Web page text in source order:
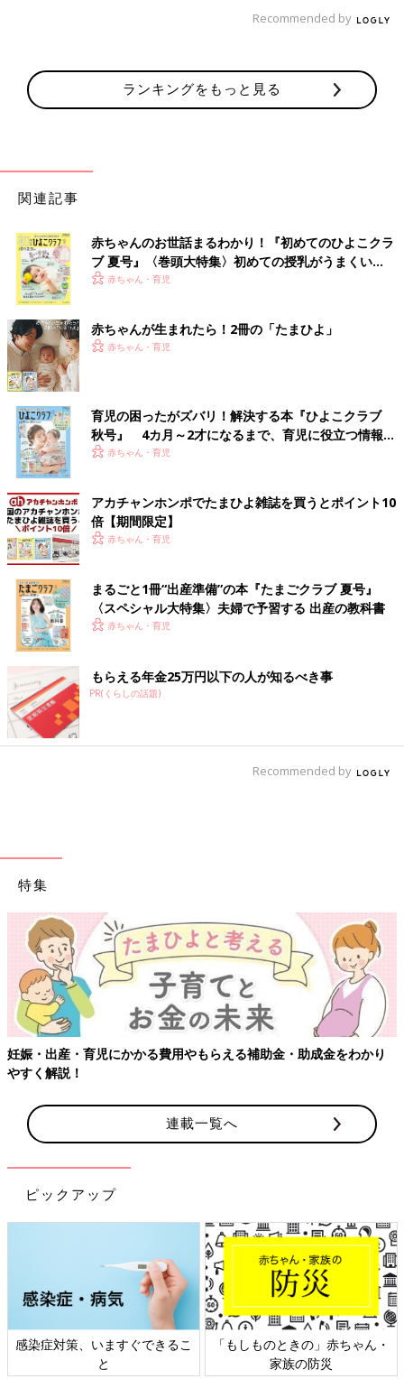
Recommended by
ランキングをもっと見る
関連記事
赤ちゃんのお世話まるわかり！『初めてのひよこクラ
ブ 夏号』〈巻頭大特集〉初めての授乳がうまくい
く！ おっぱい・ミルクの基本と夏のトラブル 解決テ
赤ちゃん・育児
赤ちゃんが生まれたら！2冊の「たまひよ」
赤ちゃん・育児
育児の困ったがズバリ！解決する本『ひよこクラブ
秋号』 4カ月～2才になるまで、育児に役立つ情報が
いっぱい！
赤ちゃん・育児
アカチャンホンポでたまひよ雑誌を買うとポイント10
倍【期間限定】
赤ちゃん・育児
まるごと1冊“出産準備”の本『たまごクラブ 夏号』
〈スペシャル大特集〉夫婦で予習する 出産の教科書
赤ちゃん・育児
もらえる年金25万円以下の人が知るべき事
PR(くらしの話題)
Recommended by
特集
妊娠・出産・育児にかかる費用やもらえる補助金・助成金をわかり
やすく解説！
連載一覧へ
ピックアップ
感染症対策、いますぐできるこ
と
「もしものときの」赤ちゃん・
家族の防災